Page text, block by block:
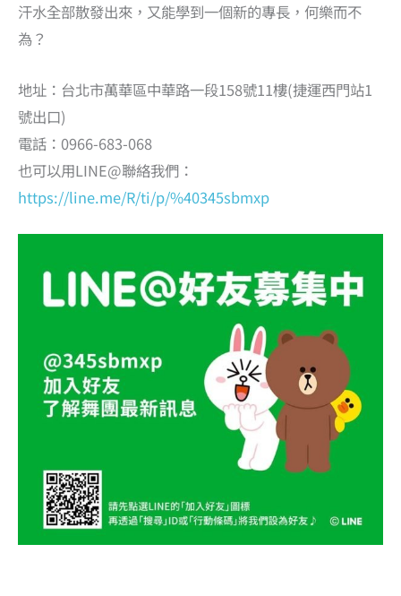
汗水全部散發出來，又能學到一個新的專長，何樂而不
為？
地址：台北市萬華區中華路一段158號11樓(捷運西門站1
號出口)
電話：0966-683-068
也可以用LINE@聯絡我們：
https://line.me/R/ti/p/%40345sbmxp